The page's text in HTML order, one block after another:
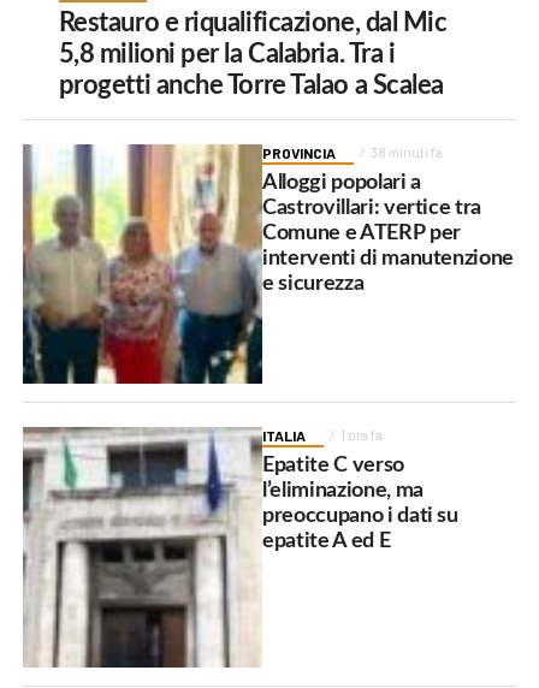
Restauro e riqualificazione, dal Mic
5,8 milioni per la Calabria. Tra i
progetti anche Torre Talao a Scalea
PROVINCIA 38 minuti fa
Alloggi popolari a
Castrovillari: vertice tra
Comune e ATERP per
interventi di manutenzione
e sicurezza
ITALIA 1 ora fa
Epatite C verso
l’eliminazione, ma
preoccupano i dati su
epatite A ed E